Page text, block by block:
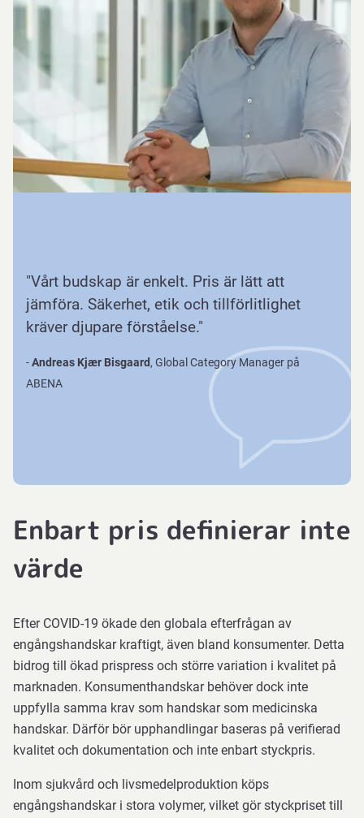
"Vårt budskap är enkelt. Pris är lätt att
jämföra. Säkerhet, etik och tillförlitlighet
kräver djupare förståelse."
-Andreas Kjær Bisgaard , Global Category Manager på
ABENA
Enbart pris definierar inte
värde
Efter COVID-19 ökade den globala efterfrågan av
engångshandskar kraftigt, även bland konsumenter. Detta
bidrog till ökad prispress och större variation i kvalitet på
marknaden. Konsumenthandskar behöver dock inte
uppfylla samma krav som handskar som medicinska
handskar. Därför bör upphandlingar baseras på verifierad
kvalitet och dokumentation och inte enbart styckpris.
Inom sjukvård och livsmedelproduktion köps
engångshandskar i stora volymer, vilket gör styckpriset till